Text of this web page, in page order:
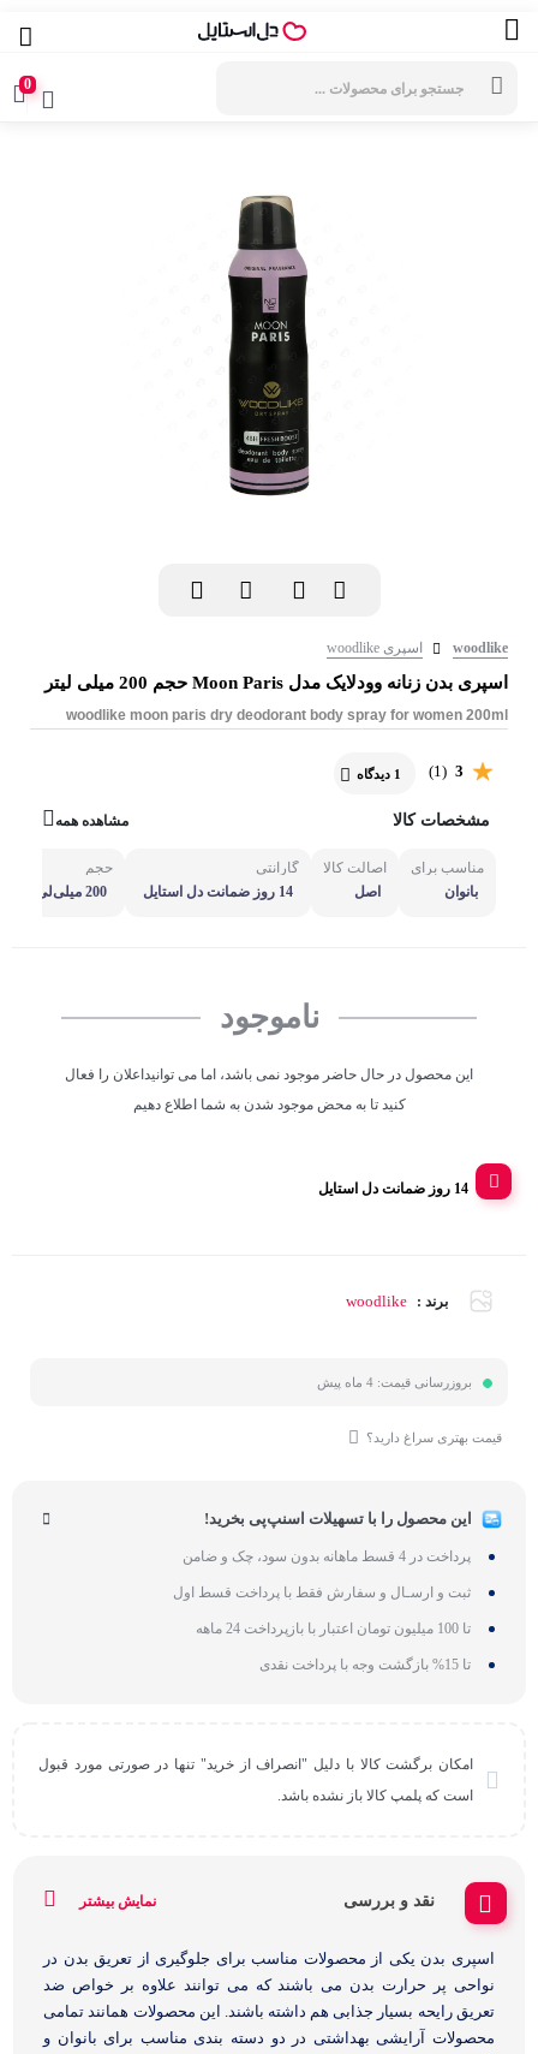
0
woodlike اسپری woodlike
اسپری بدن زنانه وودلایک مدل Moon Paris حجم 200 میلی لیتر
woodlike moon paris dry deodorant body spray for women 200ml
3
(1) 1 دیدگاه
مشخصات کالا مشاهده همه
مناسب برای
بانوان
اصالت کالا
اصل
گارانتی
14 روز ضمانت دل استایل
حجم
200 میلی‌لی
ناموجود
این محصول در حال حاضر موجود نمی باشد، اما می توانیداعلان را فعال
کنید تا به محض موجود شدن به شما اطلاع دهیم
14 روز ضمانت دل استایل
برند : woodlike
بروزرسانی قیمت: 4 ماه پیش
قیمت بهتری سراغ دارید؟
این محصول را با تسهیلات اسنپ‌پی بخرید!
پرداخت در 4 قسط ماهانه بدون سود، چک و ضامن
ثبت و ارسـال و سفارش فقط با پرداخت قسط اول
تا 100 میلیون تومان اعتبار با بازپرداخت 24 ماهه
تا 15% بازگشت وجه با پرداخت نقدی
امکان برگشت کالا با دلیل "انصراف از خرید" تنها در صورتی مورد قبول
است که پلمپ کالا باز نشده باشد.
نقد و بررسی نمایش بیشتر
اسپری بدن یکی از محصولات مناسب برای جلوگیری از تعریق بدن در
نواحی پر حرارت بدن می باشند که می توانند علاوه بر خواص ضد
تعریق رایحه بسیار جذابی هم داشته باشند. این محصولات همانند تمامی
محصولات آرایشی بهداشتی در دو دسته بندی مناسب برای بانوان و